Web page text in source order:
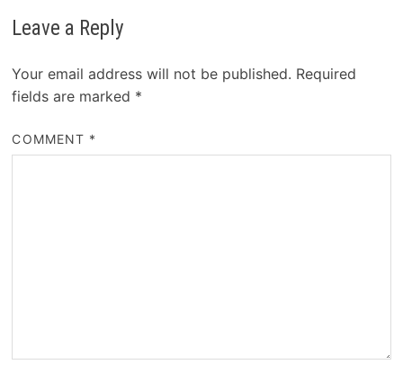
Leave a Reply
Your email address will not be published. Required
fields are marked *
COMMENT *